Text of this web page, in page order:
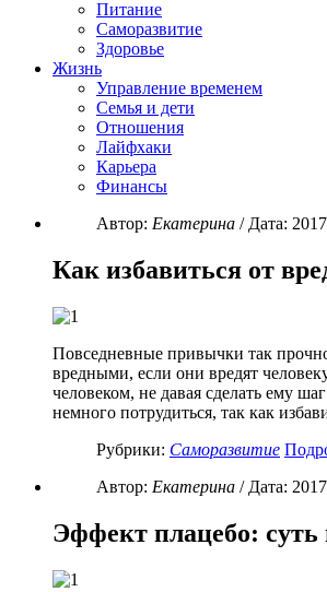
Питание
Саморазвитие
Здоровье
Жизнь
Управление временем
Семья и дети
Отношения
Лайфхаки
Карьера
Финансы
Автор: Екатерина / Дата:
Как избавиться от
Повседневные привычки так
вредными, если они вредят
человеком, не давая сделать ему
немного потрудиться, так как
Рубрики: Саморазвитие
Автор: Екатерина / Дата:
Эффект плацебо: